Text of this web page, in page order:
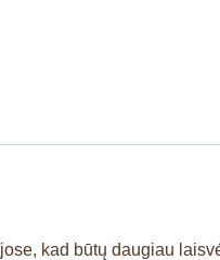
kad būtų daugiau